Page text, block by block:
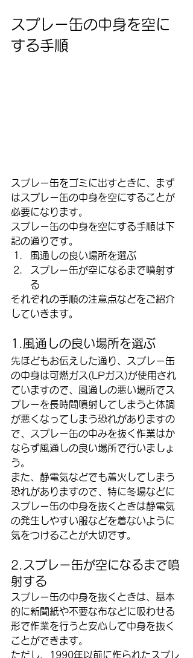
スプレー缶の中身を空に
する手順
スプレー缶をゴミに出すときに、まず
はスプレー缶の中身を空にすることが
必要になります。
スプレー缶の中身を空にする手順は下
記の通りです。
風通しの良い場所を選ぶ
スプレー缶が空になるまで噴射す
る
それぞれの手順の注意点などをご紹介
していきます。
1.風通しの良い場所を選ぶ
先ほどもお伝えした通り、スプレー缶
の中身は可燃ガス(LPガス)が使用され
ていますので、風通しの悪い場所でス
プレーを長時間噴射してしまうと体調
が悪くなってしまう恐れがありますの
で、スプレー缶の中みを抜く作業はか
ならず風通しの良い場所で行いましょ
う。
また、静電気などでも着火してしまう
恐れがありますので、特に冬場などに
スプレー缶の中身を抜くときは静電気
の発生しやすい服などを着ないように
気をつけることが大切です。
2.スプレー缶が空になるまで噴
射する
スプレー缶の中身を抜くときは、基本
的に新聞紙や不要な布などに吸わせる
形で作業を行うと安心して中身を抜く
ことができます。
ただし、1990年以前に作られたスプレ